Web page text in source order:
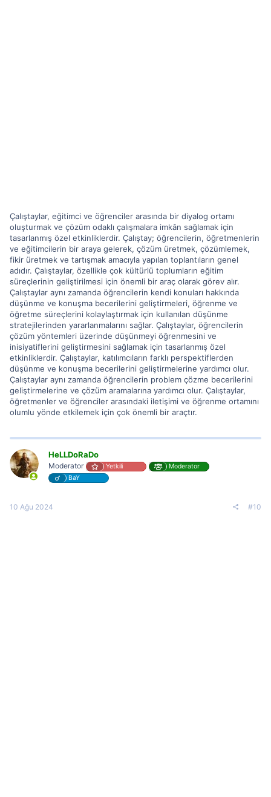
Çalıştaylar, eğitimci ve öğrenciler arasında bir diyalog ortamı
oluşturmak ve çözüm odaklı çalışmalara imkân sağlamak için
tasarlanmış özel etkinliklerdir. Çalıştay; öğrencilerin, öğretmenlerin
ve eğitimcilerin bir araya gelerek, çözüm üretmek, çözümlemek,
fikir üretmek ve tartışmak amacıyla yapılan toplantıların genel
adıdır. Çalıştaylar, özellikle çok kültürlü toplumların eğitim
süreçlerinin geliştirilmesi için önemli bir araç olarak görev alır.
Çalıştaylar aynı zamanda öğrencilerin kendi konuları hakkında
düşünme ve konuşma becerilerini geliştirmeleri, öğrenme ve
öğretme süreçlerini kolaylaştırmak için kullanılan düşünme
stratejilerinden yararlanmalarını sağlar. Çalıştaylar, öğrencilerin
çözüm yöntemleri üzerinde düşünmeyi öğrenmesini ve
inisiyatiflerini geliştirmesini sağlamak için tasarlanmış özel
etkinliklerdir. Çalıştaylar, katılımcıların farklı perspektiflerden
düşünme ve konuşma becerilerini geliştirmelerine yardımcı olur.
Çalıştaylar aynı zamanda öğrencilerin problem çözme becerilerini
geliştirmelerine ve çözüm aramalarına yardımcı olur. Çalıştaylar,
öğretmenler ve öğrenciler arasındaki iletişimi ve öğrenme ortamını
olumlu yönde etkilemek için çok önemli bir araçtır.
HeLLDoRaDo
Moderator Yetkili
Moderator
BaY
10 Ağu 2024 #10